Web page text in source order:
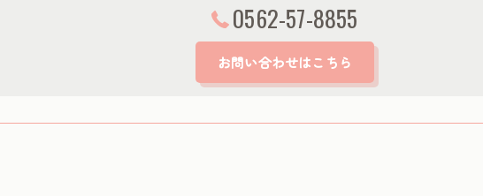
0562-57-8855
お問い合わせはこちら